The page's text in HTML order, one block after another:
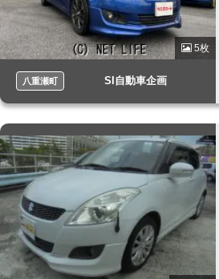
5枚
八重瀬町 SI自動車企画